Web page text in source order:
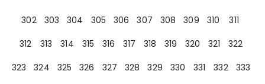
302
303 304 305 306 307 308 309 310
311
312
313 314 315 316 317 318 319 320 321
322
323
324 325 326 327 328 329 330 331 332
333